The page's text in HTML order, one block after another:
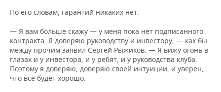
По его словам, гарантий никаких нет.
— Я вам больше скажу — у меня пока нет подписанного
контракта. Я доверяю руководству и инвестору, — как бы
между прочим заявил Сергей Рыжиков. — Я вижу огонь в
глазах и у инвестора, и у ребят, и у руководства клуба.
Поэтому я доверяю, доверяю своей интуиции, и уверен,
что все будет хорошо.